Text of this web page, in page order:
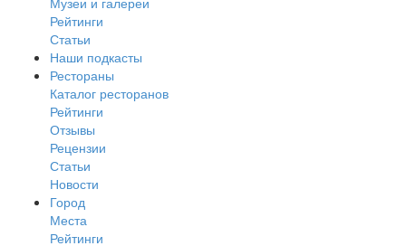
Рейтинги
Статьи
Наши подкасты
Рестораны
Каталог ресторанов
Рейтинги
Отзывы
Рецензии
Статьи
Новости
Город
Места
Рейтинги